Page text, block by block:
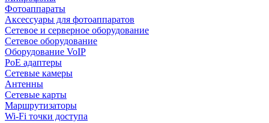
Фотоаппараты
Аксессуары для фотоаппаратов
Сетевое и серверное оборудование
Сетевое оборудование
Оборудование VoIP
PoE адаптеры
Сетевые камеры
Антенны
Сетевые карты
Маршрутизаторы
Wi-Fi точки доступа